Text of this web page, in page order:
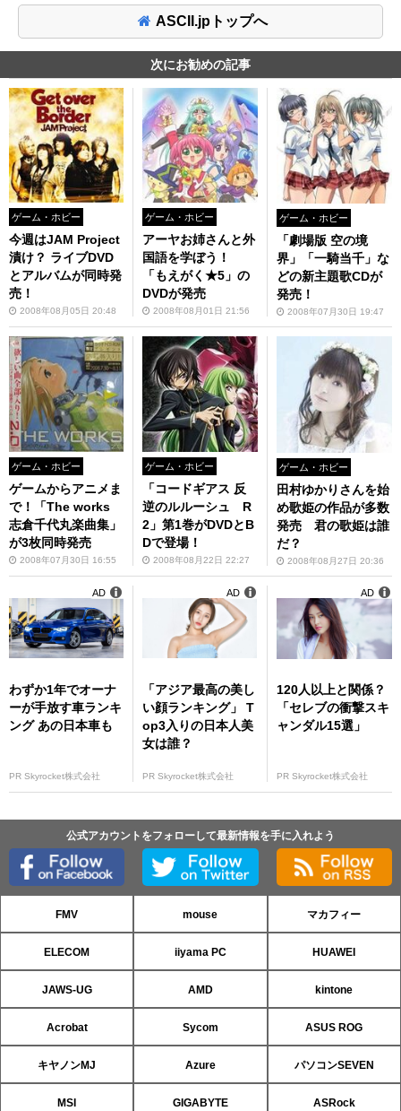
ASCII.jpトップへ
次にお勧めの記事
ゲーム・ホビー
今週はJAM Project
漬け？ ライブDVD
とアルバムが同時発
売！
2008年08月05日 20:48
ゲーム・ホビー
アーヤお姉さんと外
国語を学ぼう！
「もえがく★5」の
DVDが発売
2008年08月01日 21:56
ゲーム・ホビー
「劇場版 空の境
界」「一騎当千」な
どの新主題歌CDが
発売！
2008年07月30日 19:47
ゲーム・ホビー
ゲームからアニメま
で！「The works
志倉千代丸楽曲集」
が3枚同時発売
2008年07月30日 16:55
ゲーム・ホビー
「コードギアス 反
逆のルルーシュ R
2」第1巻がDVDとB
Dで登場！
2008年08月22日 22:27
ゲーム・ホビー
田村ゆかりさんを始
め歌姫の作品が多数
発売 君の歌姫は誰
だ？
2008年08月27日 20:36
わずか1年でオーナ
ーが手放す車ランキ
ング あの日本車も
PR Skyrocket株式会社
AD
「アジア最高の美し
い顔ランキング」 T
op3入りの日本人美
女は誰？
PR Skyrocket株式会社
AD
120人以上と関係？
「セレブの衝撃スキ
ャンダル15選」
PR Skyrocket株式会社
AD
公式アカウントをフォローして最新情報を手に入れよう
FMV mouse マカフィー
ELECOM iiyama PC HUAWEI
JAWS-UG AMD kintone
Acrobat Sycom ASUS ROG
キヤノンMJ Azure パソコンSEVEN
MSI GIGABYTE ASRock